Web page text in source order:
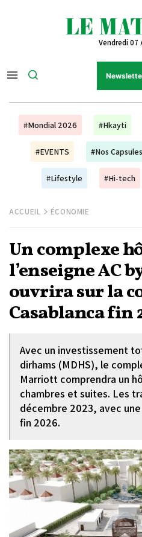
Vendredi
#Mondial 2026 #Hkayti
#EVENTS #Nos
#Lifestyle #Hi-tech
ACCUEIL ÉCONOMIE
Un complexe
l’enseigne AC
ouvrira sur la
Casablanca fin
Avec un investissement
dirhams (MDHS), le
Marriott comprendra un
chambres et suites. Les
décembre 2023, avec
fin 2026.